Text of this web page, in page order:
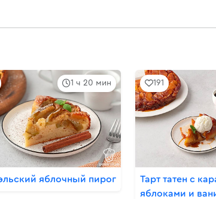
1 ч 20 мин
яблочный пирог
191
Тарт татен с
яблоками и